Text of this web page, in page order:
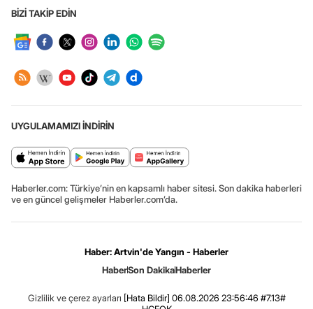
BİZİ TAKİP EDİN
UYGULAMAMIZI İNDİRİN
Haberler.com: Türkiye’nin en kapsamlı haber sitesi. Son dakika haberleri
ve en güncel gelişmeler Haberler.com’da.
Haber: Artvin'de Yangın - Haberler
HaberSon DakikaHaberler
Gizlilik ve çerez ayarları [Hata Bildir] 06.08.2026 23:56:46 #7.13#